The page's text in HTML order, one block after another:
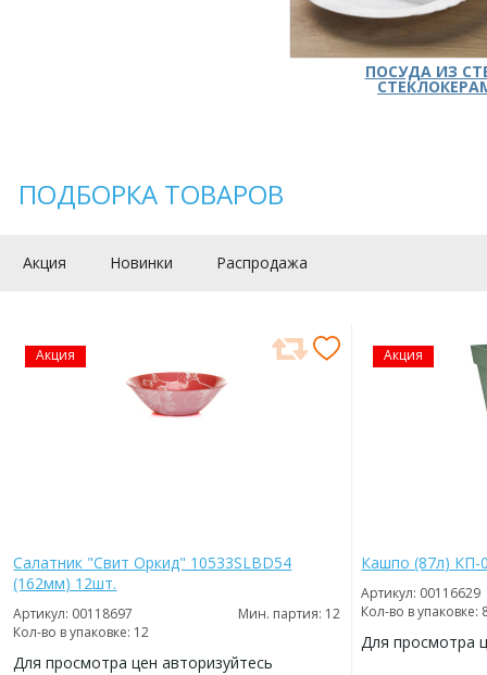
ПОСУДА ИЗ
ПОДБОРКА ТОВАРОВ
Акция Новинки Распродажа
Акция
Салатник "Свит Оркид" 10533SLBD54
(162мм) 12шт.
Артикул: 00118697
Мин. партия: 12
Кол-во в упаковке: 12
Для просмотра цен авторизуйтесь
Акция
Кашпо (87л) КП-
Артикул: 00116629
Кол-во в упаковке:
Для просмотра